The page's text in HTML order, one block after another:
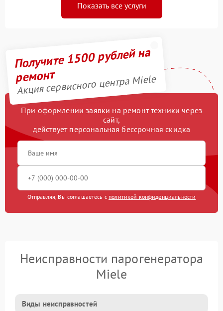
Показать все услуги
Получите 1500 рублей на
ремонт
Акция сервисного центра Miele
При оформлении заявки на ремонт техники через
сайт,
действует персональная бессрочная скидка
Отправляя, Вы соглашаетесь с политикой конфиденциальности
Неисправности парогенератора
Miele
Виды неисправностей